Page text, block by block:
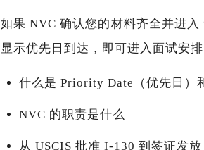
如果 NVC 确认您的材料齐全并进入
显示优先日到达，即可进入面试安
什么是 Priority Date（优先日）
NVC 的职责是什么
从 USCIS 批准 I-130 到签证发